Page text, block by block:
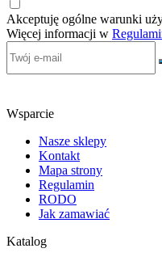
Akceptuję ogólne warunki
Więcej informacji w
Wsparcie
Nasze sklepy
Kontakt
Mapa strony
Regulamin
RODO
Jak zamawiać
Katalog